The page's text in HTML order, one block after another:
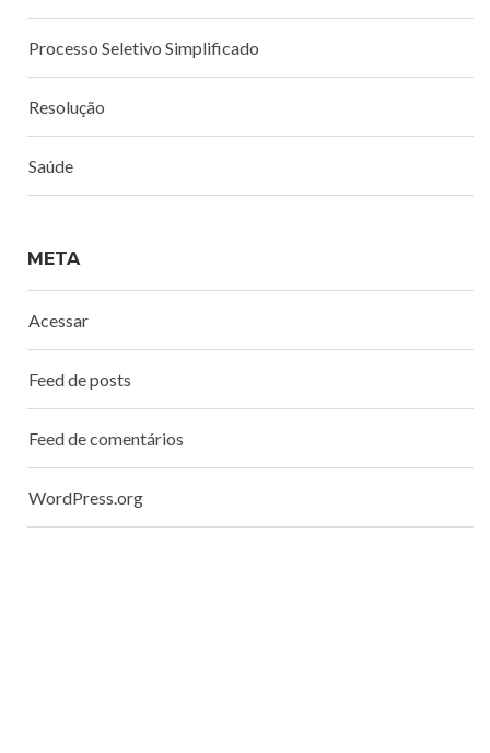
Processo Seletivo Simplificado
Resolução
Saúde
META
Acessar
Feed de posts
Feed de comentários
WordPress.org